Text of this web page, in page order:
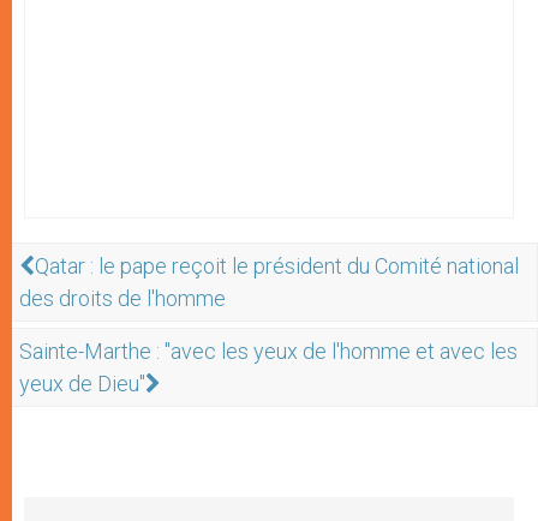
Qatar : le pape reçoit le président du Comité national
des droits de l'homme
Sainte-Marthe : "avec les yeux de l'homme et avec les
yeux de Dieu"